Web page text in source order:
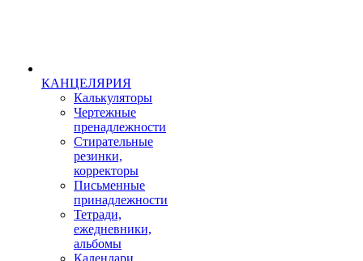
КАНЦЕЛЯРИЯ
Калькуляторы
Чертежные
пренадлежности
Стирательные
резинки,
корректоры
Письменные
принадлежности
Тетради,
ежедневники,
альбомы
Календари